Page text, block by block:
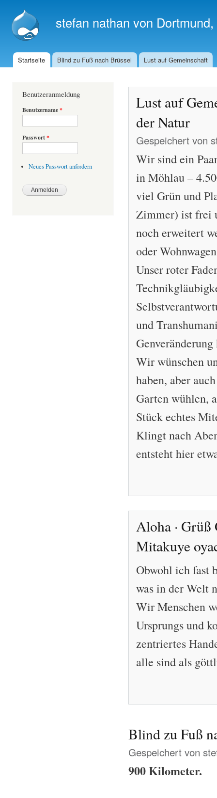
stefan nathan von
Hauptmenü
Startseite Blind zu Fuß nach Brüssel Lust auf Gemeinschaft
Benutzeranmeldung
Benutzername*
Passwort*
Neues Passwort anfordern
Lust auf
der Natur
Gespeichert von
Wir sind ein
in Möhlau –
viel Grün und
Zimmer) ist frei
noch erweitert
oder
Unser roter
und
Wir wünschen
haben, aber
Garten wühlen,
Stück echtes
Klingt nach
entsteht hier
Aloha · Grüß
Mitakuye
Obwohl ich fast
was in der Welt
Wir Menschen
Ursprungs und
zentriertes
alle sind als
Blind zu Fuß
Gespeichert von
900 Kilometer.